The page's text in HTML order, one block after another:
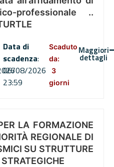
professionale ..
Data di
scadenza:
06/08/2026
23:59
Scaduto
da:
3
giorni
Maggiori
dettagli
LA FORMAZIONE
REGIONALE DI
SU STRUTTURE